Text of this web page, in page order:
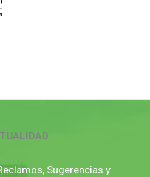
Sugerencias y